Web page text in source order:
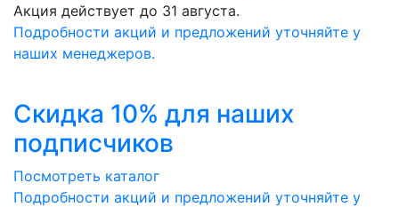
Акция действует до 31 августа.
Подробности акций и предложений уточняйте у
наших менеджеров.
Скидка 10% для наших
подписчиков
Посмотреть каталог
Подробности акций и предложений уточняйте у